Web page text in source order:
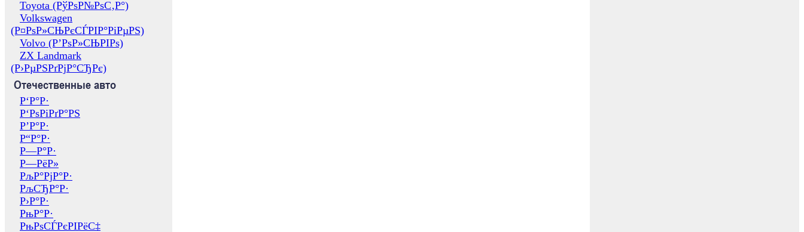
Toyota (РўРѕР№РѕС‚Р°)
Volkswagen
(Р¤РѕР»СЊРєСЃРІР°РіРµРЅ)
Volvo (Р’РѕР»СЊРІРѕ)
ZX Landmark
(Р›РµРЅРґРјР°СЂРє)
Отечественные авто
Р‘Р°Р·
Р‘РѕРіРґР°РЅ
Р’Р°Р·
Р“Р°Р·
Р—Р°Р·
Р—РёР»
РљР°РјР°Р·
РљСЂР°Р·
Р›Р°Р·
РњР°Р·
РњРѕСЃРєРІРёС‡